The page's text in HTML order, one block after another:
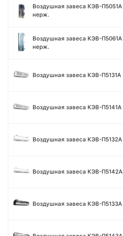
Воздушная завеса КЭВ-П5051A
нерж.
Воздушная завеса КЭВ-П5061A
нерж.
Воздушная завеса КЭВ-П5131А
Воздушная завеса КЭВ-П5141А
Воздушная завеса КЭВ-П5132А
Воздушная завеса КЭВ-П5142А
Воздушная завеса КЭВ-П5133A